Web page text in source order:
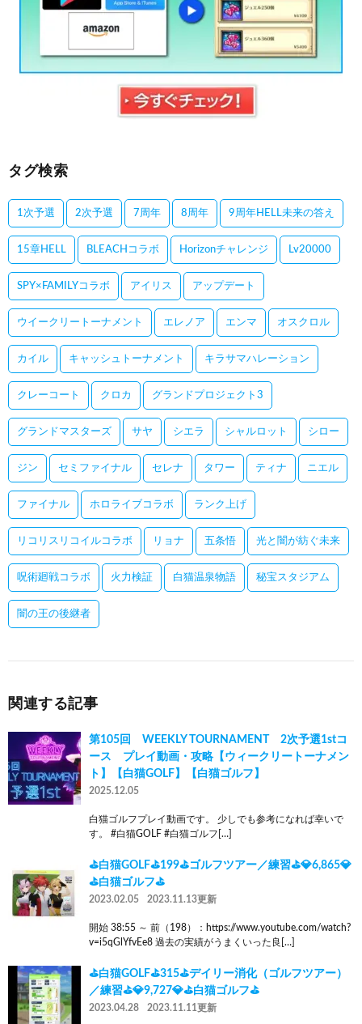
タグ検索
1次予選 2次予選 7周年 8周年 9周年HELL未来の答え
15章HELL BLEACHコラボ Horizonチャレンジ Lv20000
SPY×FAMILYコラボ アイリス アップデート
ウイークリートーナメント エレノア エンマ オスクロル
カイル キャッシュトーナメント キラサマハレーション
クレーコート クロカ グランドプロジェクト3
グランドマスターズ サヤ シエラ シャルロット シロー
ジン セミファイナル セレナ タワー ティナ ニエル
ファイナル ホロライブコラボ ランク上げ
リコリスリコイルコラボ リョナ 五条悟 光と闇が紡ぐ未来
呪術廻戦コラボ 火力検証 白猫温泉物語 秘宝スタジアム
闇の王の後継者
関連する記事
第105回 WEEKLY TOURNAMENT 2次予選1stコ
ース プレイ動画・攻略【ウィークリートーナメン
ト】【白猫GOLF】【白猫ゴルフ】
2025.12.05
白猫ゴルフプレイ動画です。 少しでも参考になれば幸いで
す。 #白猫GOLF #白猫ゴルフ[…]
⛳白猫GOLF⛳199⛳ゴルフツアー／練習⛳💎6,865💎
⛳白猫ゴルフ⛳
2023.02.05 2023.11.13更新
開始 38:55 ～ 前（198）：https://www.youtube.com/watch?
v=i5qGlYfvEe8 過去の実績がうまくいった良[…]
⛳白猫GOLF⛳315⛳デイリー消化（ゴルフツアー）
／練習⛳💎9,727💎⛳白猫ゴルフ⛳
2023.04.28 2023.11.11更新